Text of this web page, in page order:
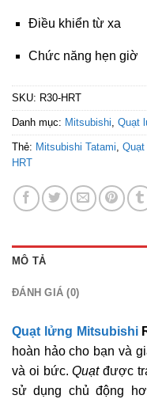
Điều khiển từ xa
Chức năng hẹn giờ
SKU: R30-HRT
Danh mục: Mitsubishi, Quạt
Thẻ: Mitsubishi Tatami,
HRT
MÔ TẢ
ĐÁNH GIÁ (0)
Quạt lửng Mitsubishi
hoàn hảo cho bạn và
và oi bức.Quạtđược
sử dụng chủ động